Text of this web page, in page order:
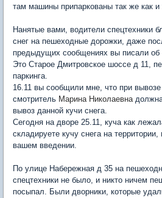
там машины припаркованы так же как и
Нанятые вами, водители спецтехники
снег на пешеходные дорожки, даже
предыдущих сообщениях вы писали об
Это Старое Дмитровское шоссе д 11,
паркинга.
16.11 вы сообщили мне, что при вывозе
смотритель Марина Николаевна
вывоз данной кучи снега.
Сегодня на дворе 25.11, куча как
складируете кучу снега на
вашем введении.
По улице Набережная д 35 на
спецтехники не было, и никто ничем
посыпал. Были дворники, которые